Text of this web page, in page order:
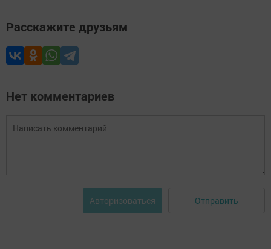
Расскажите друзьям
Нет комментариев
Авторизоваться Отправить